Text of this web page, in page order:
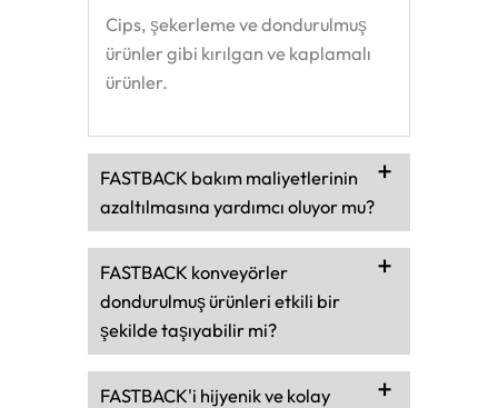
Cips, şekerleme ve dondurulmuş
ürünler gibi kırılgan ve kaplamalı
ürünler.
FASTBACK bakım maliyetlerinin
azaltılmasına yardımcı oluyor mu?
FASTBACK konveyörler
dondurulmuş ürünleri etkili bir
şekilde taşıyabilir mi?
FASTBACK'i hijyenik ve kolay